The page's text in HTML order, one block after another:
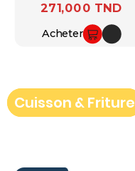
Prix
271,000 TND
Acheter
Cuisson & Friture